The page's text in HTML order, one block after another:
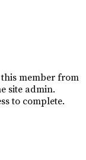
member from
site admin.
to complete.